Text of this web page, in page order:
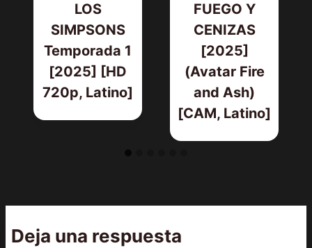
LOS
SIMPSONS
Temporada 1
[2025] [HD
720p, Latino]
FUEGO Y
CENIZAS
[2025]
(Avatar Fire
and Ash)
[CAM, Latino]
Deja una respuesta